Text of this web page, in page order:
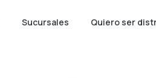
Sucursales Quiero ser